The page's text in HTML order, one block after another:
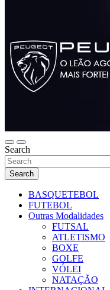
Search
Search
BASQUETEBOL
FUTEBOL
Outras Modalidades
FUTSAL
ATLETISMO
BOXE
GOLFE
VÓLEI
NATAÇÃO